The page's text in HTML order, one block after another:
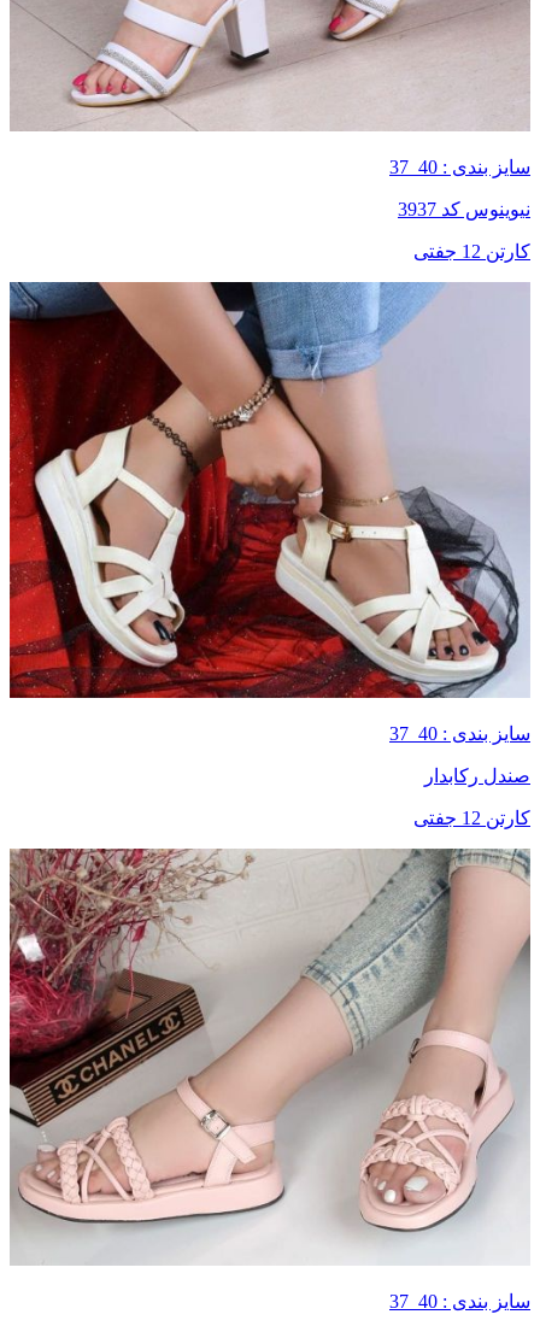
سایز بندی : 40_37
نیوینوس کد 3937
کارتن 12 جفتی
سایز بندی : 40_37
صندل رکابدار
کارتن 12 جفتی
سایز بندی : 40_37